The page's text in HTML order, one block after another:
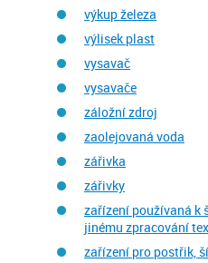
výkup železa
výlisek plast
vysavač
vysavače
záložní zdroj
zaolejovaná voda
zářivka
zářivky
zařízení používaná k
jinému zpracování
zařízení pro postřik,